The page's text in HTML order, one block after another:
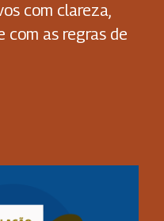
com clareza,
com as regras de